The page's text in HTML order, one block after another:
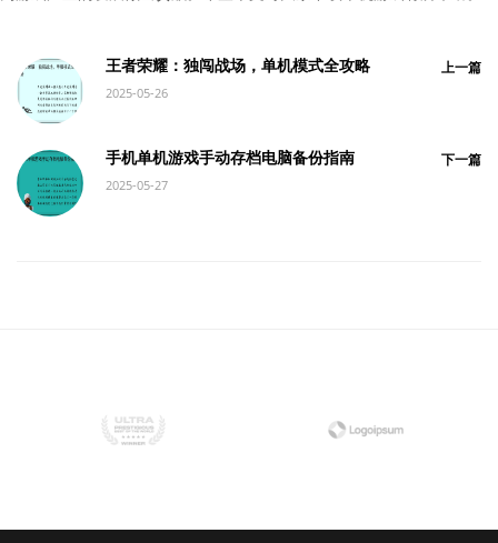
王者荣耀：独闯战场，单机模式全攻略
2025-05-26
上一篇
手机单机游戏手动存档电脑备份指南
2025-05-27
下一篇